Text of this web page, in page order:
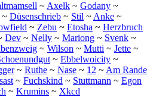
~ Axelk ~ Godany ~
~ Düsenschrieb ~ Stil ~ Anke ~
~ Zebu ~ Etosha ~ Herzbruch
Dev ~ Nelly ~ Mariong ~ Svenk ~
~ Wilson ~ Mutti ~ Jette ~
~ Ebbelwoicity ~
~ Ruthe ~ Nase ~ 12 ~ Am Rande
~ Fuchskind ~ Stuttmann ~ Egon
~ Krumins ~ Xkcd